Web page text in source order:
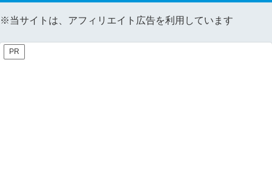
※当サイトは、アフィリエイト広告を利用しています
PR